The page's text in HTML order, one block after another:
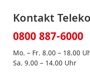
Kontakt
0800 887-6000
Mo. – Fr. 8.00 – 18.00
Sa. 9.00 – 14.00 Uhr